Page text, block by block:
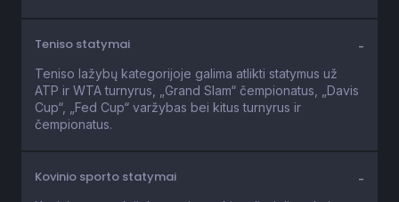
Teniso statymai
Teniso lažybų kategorijoje galima atlikti statymus už
ATP ir WTA turnyrus, „Grand Slam“ čempionatus, „Davis
Cup“, „Fed Cup“ varžybas bei kitus turnyrus ir
čempionatus.
Kovinio sporto statymai